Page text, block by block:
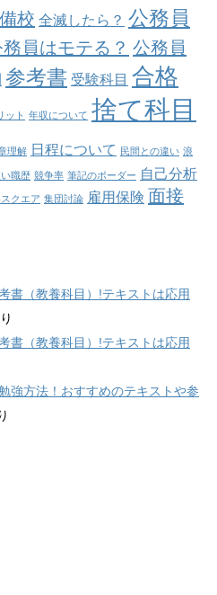
校 全滅したら？ 公務員
員はモテる？ 公務員
参考書 受験科目 合格
ット 年収について 捨て科目
理解 日程について 民間との違い 浪
職歴 競争率 筆記のボーダー 自己分析
クエア 集団討論 雇用保険 面接
書（教養科目）!テキストは応用
書（教養科目）!テキストは応用
強方法！おすすめのテキストや参